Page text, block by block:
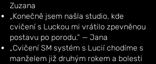
Zuzana
„Konečně jsem našla studio, kde
cvičení s Luckou mi vrátilo zpevněnou
postavu po porodu.“ — Jana
„Cvičení SM systém s Lucií chodíme s
manželem již druhým rokem a bolesti